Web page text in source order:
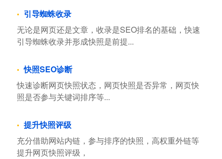
引导蜘蛛收录
无论是网页还是文章，收录是SEO排名的基础，快速
引导蜘蛛收录并形成快照是前提...
快照SEO诊断
快速诊断网页快照状态，网页快照是否异常，网页快
照是否参与关键词排序等...
提升快照评级
充分借助网站内链，参与排序的快照，高权重外链等
提升网页快照评级，